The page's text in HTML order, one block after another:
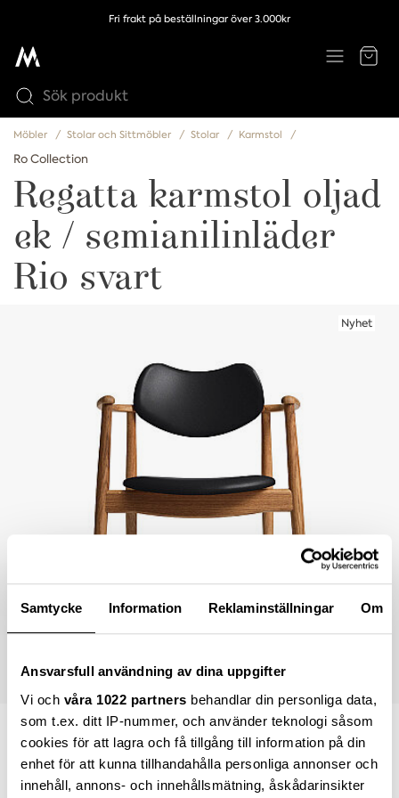
Samtycke Information Reklaminställningar Om
Ansvarsfull användning av dina uppgifter
Vi och våra 1022 partners behandlar din personliga data,
som t.ex. ditt IP-nummer, och använder teknologi såsom
cookies för att lagra och få tillgång till information på din
enhet för att kunna tillhandahålla personliga annonser och
innehåll, annons- och innehållsmätning, åskådarinsikter
Fri frakt på beställningar över 3.000kr
Möbler Stolar och Sittmöbler Stolar Karmstol
Nyhet
Ro Collection
Regatta karmstol oljad
ek / semianilinläder
Rio svart
10 840,00 kr
Lägsta pris inom 30 dagar sedan ändring 8 130,00 kr